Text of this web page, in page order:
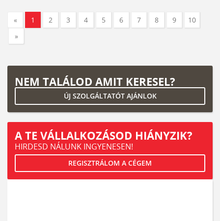
« 1 2 3 4 5 6 7 8 9
10
»
NEM TALÁLOD AMIT KERESEL?
ÚJ SZOLGÁLTATÓT AJÁNLOK
A TE VÁLLALKOZÁSOD HIÁNYZIK?
HIRDESD NÁLUNK INGYENESEN!
REGISZTRÁLOM A CÉGEM